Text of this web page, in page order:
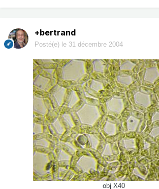
+bertrand
Posté(e) le 31 décembre 2004
obj X40